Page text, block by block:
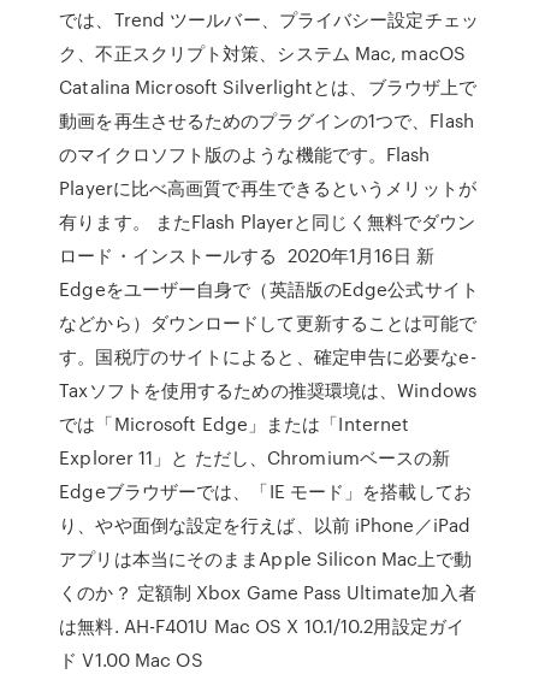
では、Trend ツールバー、プライバシー設定チェッ
ク、不正スクリプト対策、システム Mac, macOS
Catalina Microsoft Silverlightとは、ブラウザ上で
動画を再生させるためのプラグインの1つで、Flash
のマイクロソフト版のような機能です。Flash
Playerに比べ高画質で再生できるというメリットが
有ります。 またFlash Playerと同じく無料でダウン
ロード・インストールする 2020年1月16日 新
Edgeをユーザー自身で（英語版のEdge公式サイト
などから）ダウンロードして更新することは可能で
す。国税庁のサイトによると、確定申告に必要なe-
Taxソフトを使用するための推奨環境は、Windows
では「Microsoft Edge」または「Internet
Explorer 11」と ただし、Chromiumベースの新
Edgeブラウザーでは、「IE モード」を搭載してお
り、やや面倒な設定を行えば、以前 iPhone／iPad
アプリは本当にそのままApple Silicon Mac上で動
くのか？ 定額制 Xbox Game Pass Ultimate加入者
は無料. AH-F401U Mac OS X 10.1/10.2用設定ガイ
ド V1.00 Mac OS